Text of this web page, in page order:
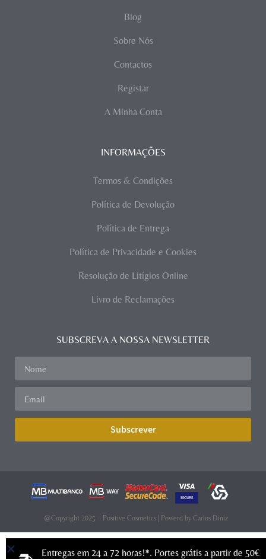
Blog
Sobre Nós
Contactos
Registar
A Minha Conta
INFORMAÇÕES
Termos & Condições
Política de Devolução
Política de Entrega
Política de Privacidade e Cookies
Resolução de Litígios Online
Livro de Reclamações
SUBSCREVA A NOSSA NEWSLETTER
Subscrever
@Copyright 2025 – Positive Cosmetics | Powerd by Carlos Diniz
Entregas em 24 a 72 horas!*. Portes grátis a partir de 50€